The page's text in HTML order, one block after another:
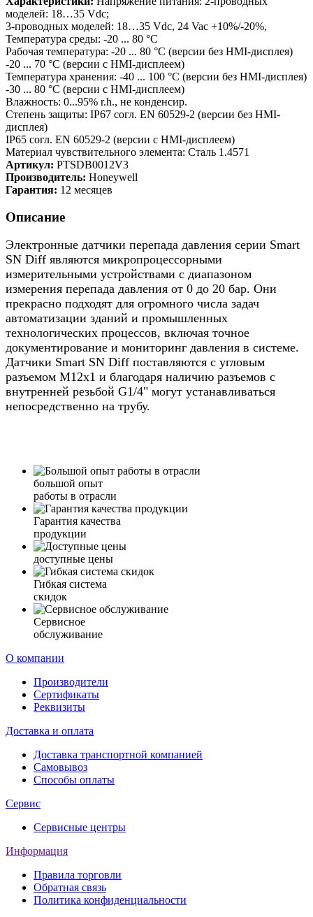
моделей: 18…35 Vdc;
3-проводных моделей: 18…35 Vdc, 24 Vac +10%/-20%,
Температура среды: -20 ... 80 °C
Рабочая температура: -20 ... 80 °C (версии без HMI-дисплея)
-20 ... 70 °C (версии с HMI-дисплеем)
Температура хранения: -40 ... 100 °C (версии без HMI-дисплея)
-30 ... 80 °C (версии с HMI-дисплеем)
Влажность: 0...95% r.h., не конденсир.
Степень защиты: IP67 согл. EN 60529-2 (версии без HMI-
дисплея)
IP65 согл. EN 60529-2 (версии с HMI-дисплеем)
Материал чувствительного элемента: Сталь 1.4571
Артикул: PTSDB0012V3
Производитель: Honeywell
Гарантия: 12 месяцев
Описание
Электронные датчики перепада давления серии Smart
SN Diff являются микропроцессорными
измерительными устройствами с диапазоном
измерения перепада давления от 0 до 20 бар. Они
прекрасно подходят для огромного числа задач
автоматизации зданий и промышленных
технологических процессов, включая точное
документирование и мониторинг давления в системе.
Датчики Smart SN Diff поставляются с угловым
разъемом M12х1 и благодаря наличию разъемов с
внутренней резьбой G1/4" могут устанавливаться
непосредственно на трубу.
большой опыт
работы в отрасли
Гарантия качества
продукции
доступные цены
Гибкая система
скидок
Сервисное
обслуживание
О компании
Производители
Сертификаты
Реквизиты
Доставка и оплата
Доставка транспортной компанией
Самовывоз
Способы оплаты
Сервис
Сервисные центры
Информация
Правила торговли
Обратная связь
Политика конфиденциальности